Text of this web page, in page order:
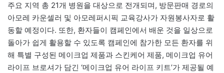
주요 지역 총 21개 병원을 대상으로 전개되며, 방문판매 경로의
아모레 카운셀러 및 아모레퍼시픽 교육강사가 자원봉사자로 활
동할 예정이다. 또한, 환자들이 캠페인에서 배운 것을 일상으로
돌아가 쉽게 활용할 수 있도록 캠페인에 참가한 모든 환자를 위
해 특별 구성된 메이크업 제품과 스킨케어 제품, 메이크업 유어
라이프 브로셔가 담긴 ‘메이크업 유어 라이프 키트’가 제공될 예